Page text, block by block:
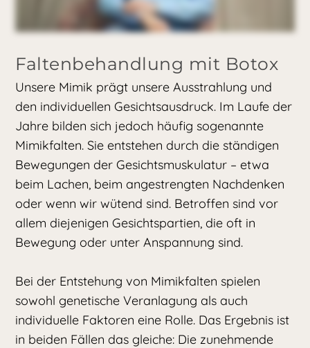
Faltenbehandlung mit Botox
Unsere Mimik prägt unsere Ausstrahlung und
den individuellen Gesichtsausdruck. Im Laufe der
Jahre bilden sich jedoch häufig sogenannte
Mimikfalten. Sie entstehen durch die ständigen
Bewegungen der Gesichtsmuskulatur – etwa
beim Lachen, beim angestrengten Nachdenken
oder wenn wir wütend sind. Betroffen sind vor
allem diejenigen Gesichtspartien, die oft in
Bewegung oder unter Anspannung sind.
Bei der Entstehung von Mimikfalten spielen
sowohl genetische Veranlagung als auch
individuelle Faktoren eine Rolle. Das Ergebnis ist
in beiden Fällen das gleiche: Die zunehmende